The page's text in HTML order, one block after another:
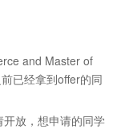
and Master of
已经拿到offer的同
放，想申请的同学